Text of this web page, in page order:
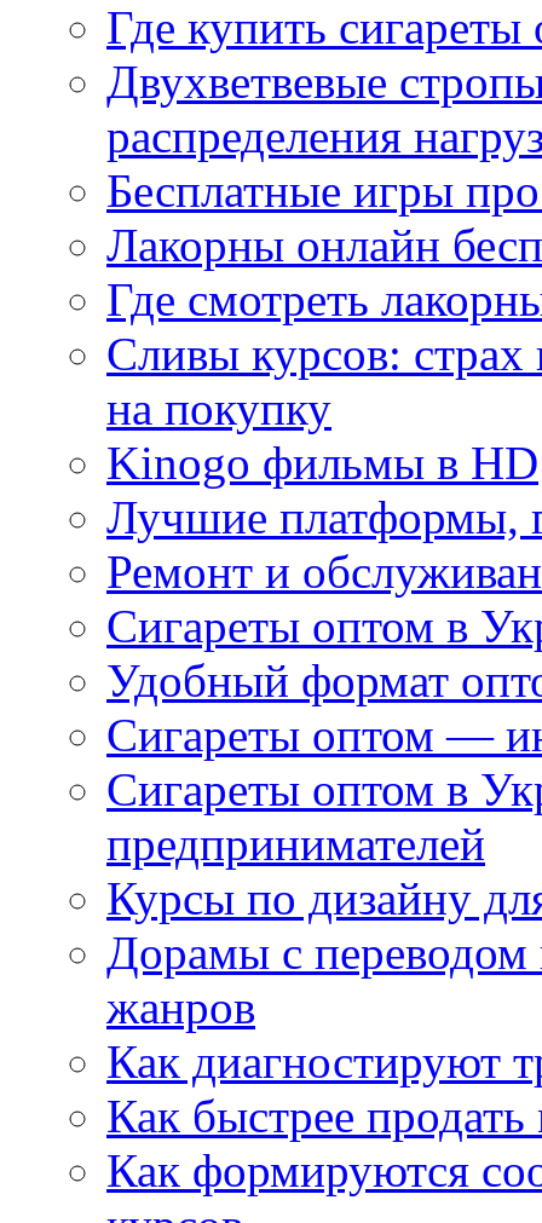
Где купить
Двухветвевые
распределения
Бесплатные игры
Лакорны онлайн
Где смотреть
Сливы курсов:
на покупку
Kinogo фильмы в HD
Лучшие платформы,
Ремонт и
Сигареты оптом в
Удобный формат
Сигареты оптом —
Сигареты оптом в
предпринимателей
Курсы по дизайну
Дорамы с переводом
жанров
Как диагностируют
Как быстрее
Как формируются